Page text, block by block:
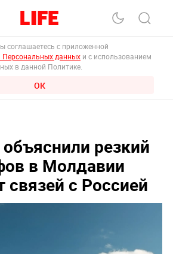
соглашаетесь с приложенной
Персональных данных и с использованием
в данной Политике.
ОК
резкий
в Молдавии
связей с Россией